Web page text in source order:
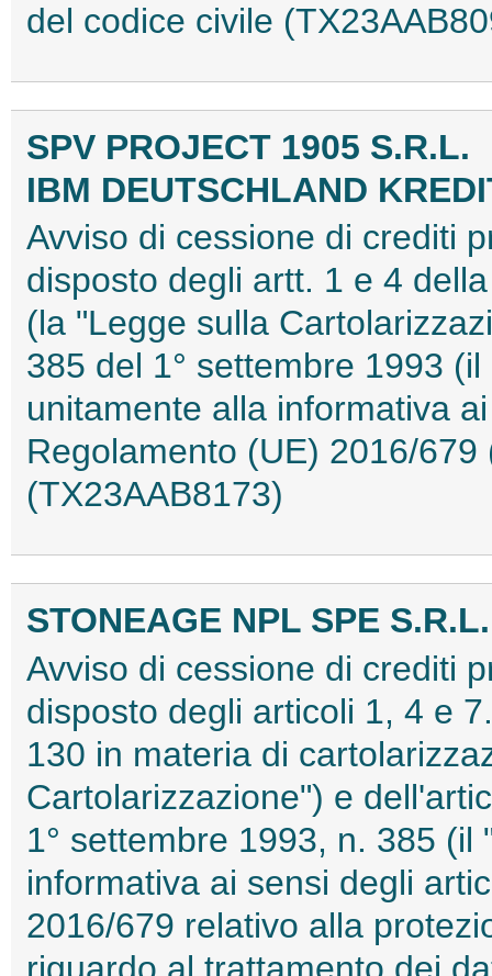
del codice civile
SPV PROJECT 1905 S.R.L.
IBM DEUTSCHLAND
Avviso di cessione di crediti
disposto degli artt. 1 e 4
(la "Legge sulla
385 del 1° settembre 1993
unitamente alla informativa
Regolamento (UE) 2016/
(TX23AAB8173)
STONEAGE NPL SPE S.R.L.
Avviso di cessione di crediti
disposto degli articoli 1, 4 e
130 in materia di
Cartolarizzazione") e
1° settembre 1993, n. 385 (il
informativa ai sensi degli
2016/679 relativo alla
riguardo al trattamento dei